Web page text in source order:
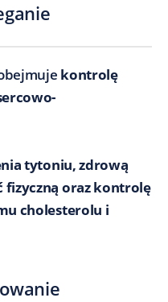
kontrolę
tytoniu, zdrową
oraz kontrolę
cholesterolu i